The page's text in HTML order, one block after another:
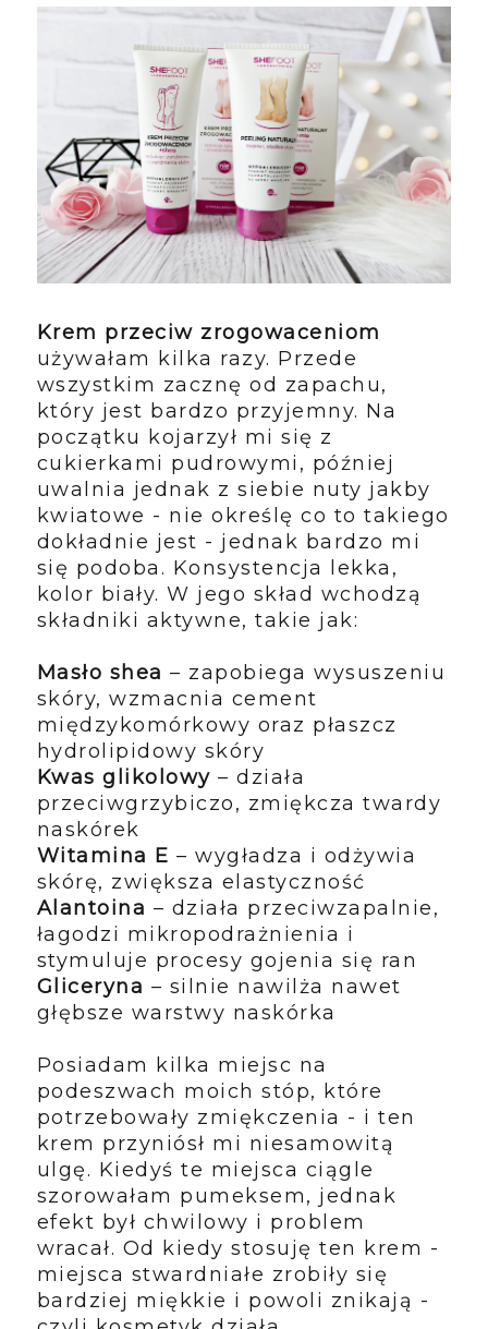
Krem przeciw zrogowaceniom
używałam kilka razy. Przede
wszystkim zacznę od zapachu,
który jest bardzo przyjemny. Na
początku kojarzył mi się z
cukierkami pudrowymi, później
uwalnia jednak z siebie nuty jakby
kwiatowe - nie określę co to takiego
dokładnie jest - jednak bardzo mi
się podoba. Konsystencja lekka,
kolor biały. W jego skład wchodzą
składniki aktywne, takie jak:
Masło shea – zapobiega wysuszeniu
skóry, wzmacnia cement
międzykomórkowy oraz płaszcz
hydrolipidowy skóry
Kwas glikolowy – działa
przeciwgrzybiczo, zmiękcza twardy
naskórek
Witamina E – wygładza i odżywia
skórę, zwiększa elastyczność
Alantoina – działa przeciwzapalnie,
łagodzi mikropodrażnienia i
stymuluje procesy gojenia się ran
Gliceryna – silnie nawilża nawet
głębsze warstwy naskórka
Posiadam kilka miejsc na
podeszwach moich stóp, które
potrzebowały zmiękczenia - i ten
krem przyniósł mi niesamowitą
ulgę. Kiedyś te miejsca ciągle
szorowałam pumeksem, jednak
efekt był chwilowy i problem
wracał. Od kiedy stosuję ten krem -
miejsca stwardniałe zrobiły się
bardziej miękkie i powoli znikają -